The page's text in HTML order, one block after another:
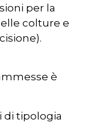
per la
colture e
è
di tipologia